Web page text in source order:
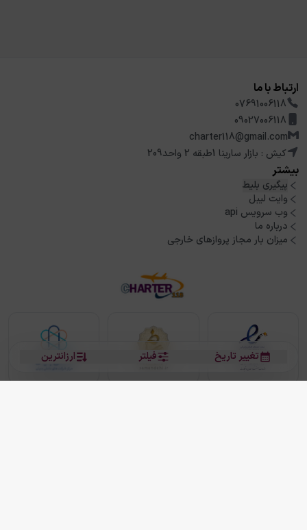
ارزانترین فیلتر تغییر تاریخ
ارتباط با ما
07691006118
09027006118
charter118@gmail.com
کیش : بازار سارینا 1طبقه 2 واحد209
بیشتر
پیگیری بلیط
وایت لیبل
وب سرویس api
درباره ما
میزان بار مجاز پروازهای خارجی